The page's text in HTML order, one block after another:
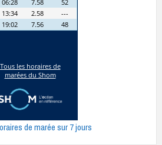
de marée sur 7 jours